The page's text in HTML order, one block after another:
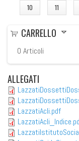
10
11
CARRELLO
0 Articoli
ALLEGATI
LazzatiAcli.pdf